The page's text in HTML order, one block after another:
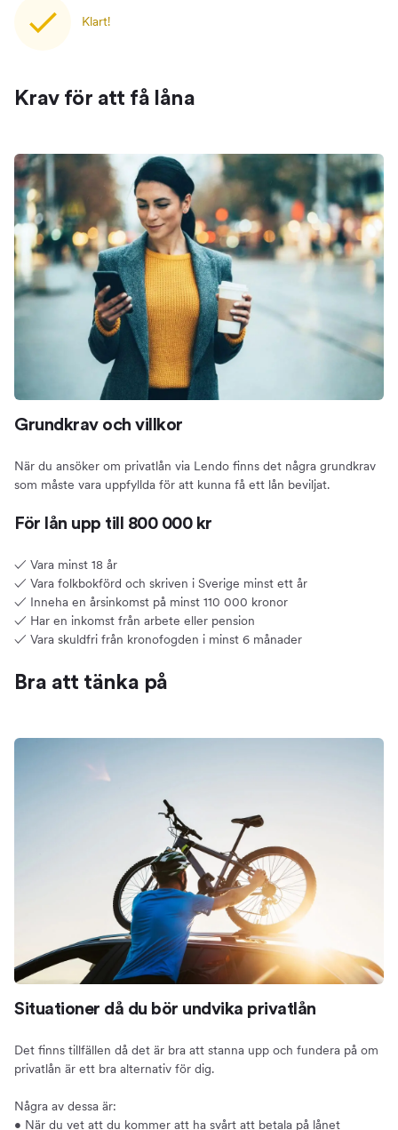
Klart!
Krav för att få låna
Grundkrav och villkor
När du ansöker om privatlån via Lendo finns det några grundkrav
som måste vara uppfyllda för att kunna få ett lån beviljat.
För lån upp till 800 000 kr
✓ Vara minst 18 år
✓ Vara folkbokförd och skriven i Sverige minst ett år
✓ Inneha en årsinkomst på minst 110 000 kronor
✓ Har en inkomst från arbete eller pension
✓ Vara skuldfri från kronofogden i minst 6 månader
Bra att tänka på
Situationer då du bör undvika privatlån
Det finns tillfällen då det är bra att stanna upp och fundera på om
privatlån är ett bra alternativ för dig.
Några av dessa är:
• När du vet att du kommer att ha svårt att betala på lånet